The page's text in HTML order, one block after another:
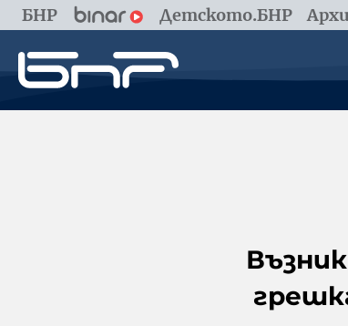
БНР Детското.БНР